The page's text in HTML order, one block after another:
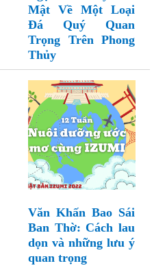
Mật Về Một Loại
Đá Quý Quan
Trọng Trên Phong
Thủy
Văn Khấn Bao Sái
Ban Thờ: Cách lau
dọn và những lưu ý
quan trọng